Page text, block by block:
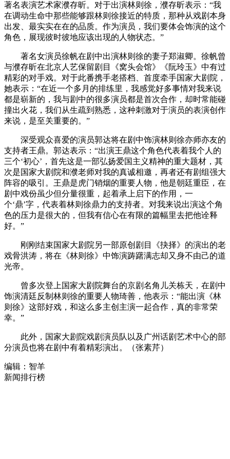
著名表演艺术家濮存昕。对于出演林则徐，濮存昕表示：“我
在调动生命中那些能够跟林则徐接近的特质，那种从戏剧本身
出发、最实实在在的品质。作为演员，我们要体会饰演的这个
角色，展现彼时彼地应该出现的人物状态。”
著名女演员徐帆在剧中出演林则徐的妻子郑淑卿。徐帆曾
与濮存昕在北京人艺保留剧目《窝头会馆》《阮玲玉》中有过
精彩的对手戏。对于此番携手老搭档、首度牵手国家大剧院，
她表示：“在近一个多月的排练里，我感觉好多事情对我来说
都是崭新的，我与剧中的很多演员都是首次合作，却时常能碰
撞出火花，我们从生疏到熟悉，这种刺激对于演员的表演创作
来说，是至关重要的。”
深受观众喜爱的演员郭达将在剧中饰演林则徐亦师亦友的
支持者王鼎。郭达表示：“出演王鼎这个角色代表着我个人的
三个‘初心’，首先这是一部弘扬爱国主义精神的重大题材，其
次是国家大剧院和濮老师对我的真诚相邀，再者还有剧组强大
阵容的吸引。王鼎是虎门销烟的重要人物，他是朝廷重臣，在
剧中戏份虽少但分量很重，起着承上启下的作用，一
个‘鼎’字，代表着林则徐鼎力的支持者。对我来说出演这个角
色的压力是很大的，但我有信心在有限的篇幅里去把他诠释
好。”
刚刚结束国家大剧院另一部原创剧目《抉择》的演出的老
戏骨洪涛，将在《林则徐》中饰演踌躇满志却又身不由己的道
光帝。
曾多次登上国家大剧院舞台的京剧名角儿关栋天，在剧中
饰演清廷反制林则徐的重要人物琦善，他表示：“能出演《林
则徐》这部好戏，和这么多主创主演一起合作，真的非常荣
幸。”
此外，国家大剧院戏剧演员队以及广州话剧艺术中心的部
分演员也将在剧中有着精彩演出。（张素芹）
编辑：智羊
新闻排行榜